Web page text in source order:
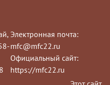
Электронная почта:
mfc@mfc22.ru
Официальный сайт:
https://mfc22.ru